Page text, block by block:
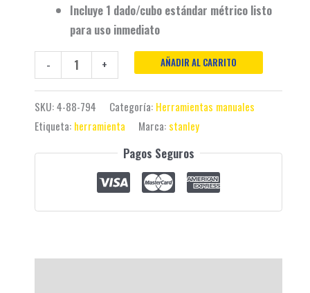
Incluye 1 dado/cubo estándar métrico listo
para uso inmediato
- + AÑADIR AL CARRITO
SKU:4-88-794 Categoría: Herramientas manuales
Etiqueta: herramienta Marca: stanley
Pagos Seguros